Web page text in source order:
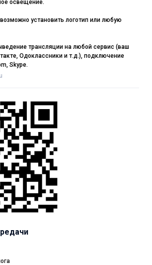
освещение.
установить логотип или любую
трансляции на любой сервис (ваш
Одоклассники и т.д.), подключение
Skype.